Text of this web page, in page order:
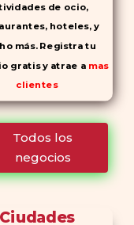
de ocio,
hoteles, y
más. Registra tu
gratis y atrae a mas
clientes
Todos los
negocios
Ciudades